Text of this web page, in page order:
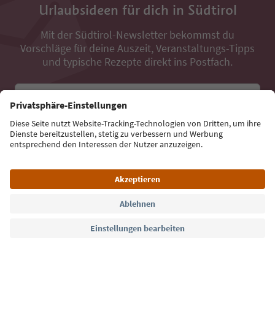
Urlaubsideen für dich in Südtirol
Mit der Südtirol-Newsletter bekommst du
Vorschläge für deine Auszeit, Veranstaltungs-Tipps
und typische Rezepte direkt ins Postfach.
Jetzt anmelden